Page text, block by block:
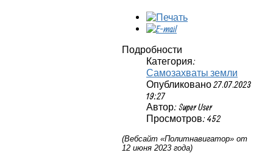
Подробности
Категория:
Самозахваты земли
Опубликовано 27.07.2023
19:27
Автор: Super User
Просмотров: 452
(Вебсайт «Политнавигатор» от
12 июня 2023 года)